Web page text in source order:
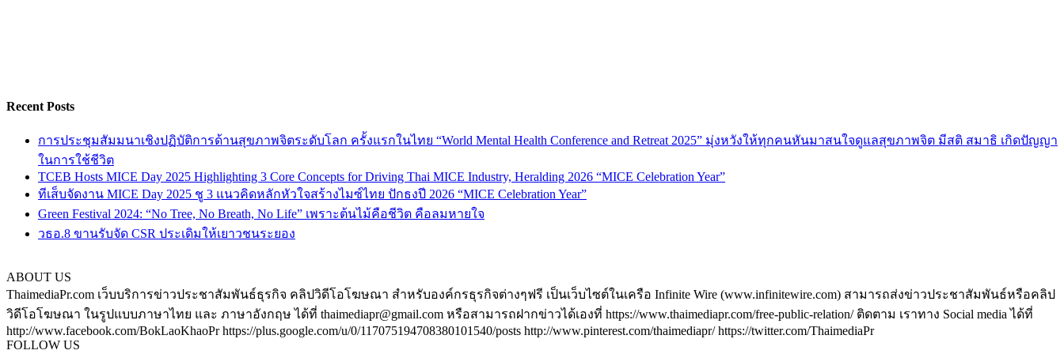
Recent Posts
การประชุมสัมมนาเชิงปฏิบัติการด้านสุขภาพจิตระดับโลก ครั้งแรกในไทย “World Mental Health Conference and Retreat 2025” มุ่งหวังให้ทุกคนหันมาสนใจดูแลสุขภาพจิต มีสติ สมาธิ เกิดปัญญา
ในการใช้ชีวิต
TCEB Hosts MICE Day 2025 Highlighting 3 Core Concepts for Driving Thai MICE Industry, Heralding 2026 “MICE Celebration Year”
ทีเส็บจัดงาน MICE Day 2025 ชู 3 แนวคิดหลักหัวใจสร้างไมซ์ไทย ปักธงปี 2026 “MICE Celebration Year”
Green Festival 2024: “No Tree, No Breath, No Life” เพราะต้นไม้คือชีวิต คือลมหายใจ
วธอ.8 ขานรับจัด CSR ประเดิมให้เยาวชนระยอง
ABOUT US
ThaimediaPr.com เว็บบริการข่าวประชาสัมพันธ์ธุรกิจ คลิปวิดีโอโฆษณา สำหรับองค์กรธุรกิจต่างๆฟรี เป็นเว็บไซต์ในเครือ Infinite Wire (www.infinitewire.com) สามารถส่งข่าวประชาสัมพันธ์หรือคลิป
วิดีโอโฆษณา ในรูปแบบภาษาไทย และ ภาษาอังกฤษ ได้ที่ thaimediapr@gmail.com หรือสามารถฝากข่าวได้เองที่ https://www.thaimediapr.com/free-public-relation/ ติดตาม เราทาง Social media ได้ที่
http://www.facebook.com/BokLaoKhaoPr https://plus.google.com/u/0/117075194708380101540/posts http://www.pinterest.com/thaimediapr/ https://twitter.com/ThaimediaPr
FOLLOW US